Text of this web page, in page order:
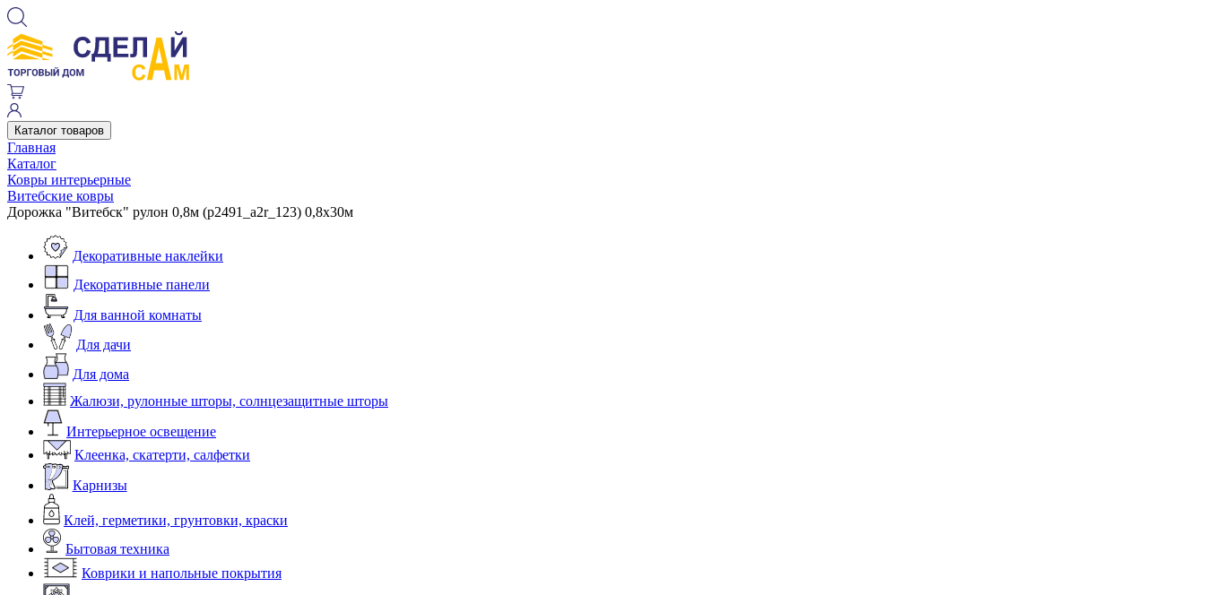
Каталог товаров
Главная
Каталог
Ковры интерьерные
Витебские ковры
Дорожка "Витебск" рулон 0,8м (p2491_a2r_123) 0,8х30м
Декоративные наклейки
Декоративные панели
Для ванной комнаты
Для дачи
Для дома
Жалюзи, рулонные шторы, солнцезащитные шторы
Интерьерное освещение
Клеенка, скатерти, салфетки
Карнизы
Клей, герметики, грунтовки, краски
Бытовая техника
Коврики и напольные покрытия